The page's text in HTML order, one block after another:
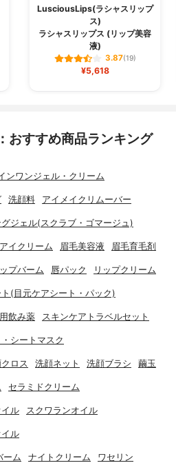
LusciousLips(ラシャスリップ
ス)
ラシャスリップス (リップ美容
液)
3.87(19)
¥5,618
おすすめ商品ランキング
ンワンジェル・クリーム
洗顔料 アイメイクリムーバー
グジェル(スクラブ・ゴマージュ)
アイクリーム 眉毛美容液 眉毛育毛剤
プバーム 唇パック リップクリーム
ト(目元ケアシート・パック)
飲み薬 スキンケアトラベルセット
シートマスク
ロス 洗顔ネット 洗顔ブラシ 繭玉
セラミドクリーム
ル スクワランオイル
ル
ーム ナイトクリーム ワセリン